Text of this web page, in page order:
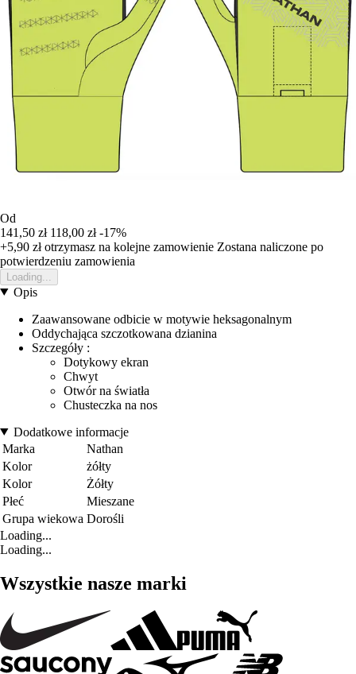
Od
141,50 zł 118,00 zł -17%
+5,90 złotrzymasz na kolejne zamowienie Zostana naliczone po
potwierdzeniu zamowienia
Loading...
Opis
Zaawansowane odbicie w motywie heksagonalnym
Oddychająca szczotkowana dzianina
Szczegóły :
Dotykowy ekran
Chwyt
Otwór na światła
Chusteczka na nos
Dodatkowe informacje
Marka
Nathan
Kolor
żółty
Kolor
Żółty
Płeć
Mieszane
Grupa wiekowa Dorośli
Loading...
Loading...
Wszystkie nasze marki